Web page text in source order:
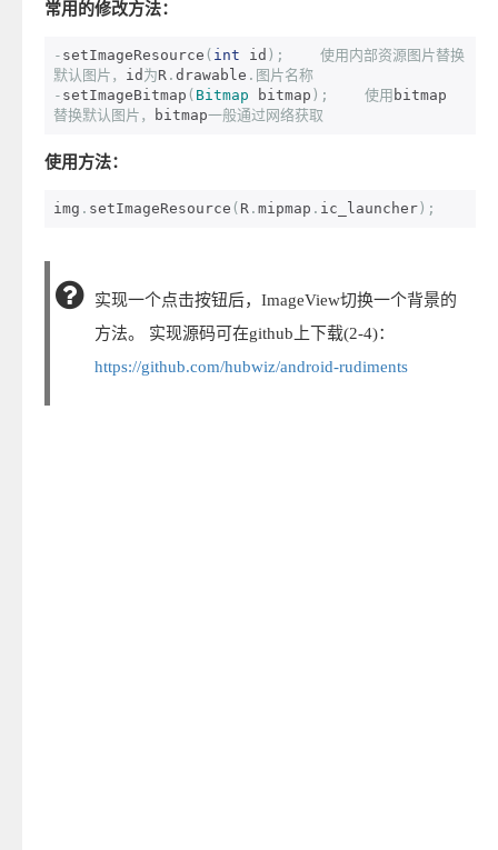
常用的修改方法：
- setImageResource ( int id );
使用内部资源图片替换
默认图片， id 为R . drawable .图片名称
- setImageBitmap ( Bitmap bitmap ); 使用
替换默认图片，
bitmap一般通过网络获取
使用方法：
img . setImageResource ( R . mipmap . ic_launcher );
实现一个点击按钮后，ImageView切换一个背景的
方法。 实现源码可在github上下载(2-4)：
https://github.com/hubwiz/android-rudiments